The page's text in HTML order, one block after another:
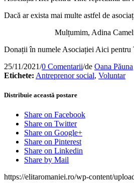
Dacă ar exista mai multe astfel de
Mulțumim, Adina
Donații în numele Asociației Aici pentru
25/11/2021/0 Comentarii/de Oana Păuna
Etichete: Antreprenor social, Voluntar
Distribuie această postare
Share on Facebook
Share on Twitter
Share on Google+
Share on Pinterest
Share on Linkedin
Share by Mail
https://elitaromaniei.ro/wp-content/